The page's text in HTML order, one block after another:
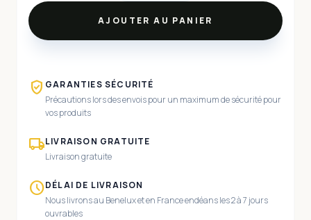
AJOUTER AU PANIER
verified_user GARANTIES SÉCURITÉ
Précautions lors des envois pour un maximum de sécurité pour
vos produits
local_shippingLIVRAISON GRATUITE
Livraison gratuite
scheduleDÉLAI DE LIVRAISON
Nous livrons au Benelux et en France endéans les 2 à 7 jours
ouvrables